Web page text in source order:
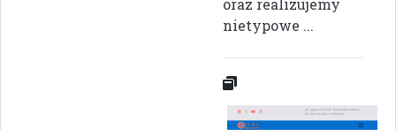
oraz realizujemy
nietypowe ...